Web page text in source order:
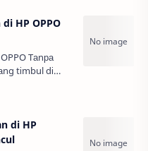
HP OPPO
Tаnра
mеmаkаі
di HP